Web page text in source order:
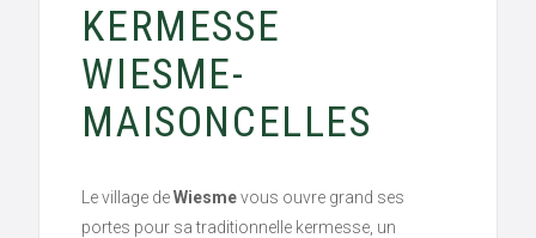
KERMESSE
WIESME-
MAISONCELLES
Le village deWiesmevous ouvre grand ses
portes pour sa traditionnelle kermesse, un